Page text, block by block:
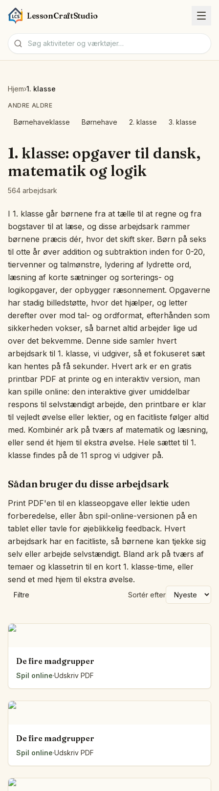
LessonCraftStudio
Aktiviteter
Emner
Arbejdsark-generatorer
Interaktivt
Sprog: Dansk
Log ind
Hjem›1. klasse
ANDRE ALDRE
Børnehaveklasse Børnehave 2. klasse 3. klasse
1. klasse: opgaver til dansk,
matematik og logik
564 arbejdsark
I 1. klasse går børnene fra at tælle til at regne og fra
bogstaver til at læse, og disse arbejdsark rammer
børnene præcis dér, hvor det skift sker. Børn på seks
til otte år øver addition og subtraktion inden for 0-20,
tiervenner og talmønstre, lydering af lydrette ord,
læsning af korte sætninger og sorterings- og
logikopgaver, der opbygger ræsonnement. Opgaverne
har stadig billedstøtte, hvor det hjælper, og letter
derefter over mod tal- og ordformat, efterhånden som
sikkerheden vokser, så barnet altid arbejder lige ud
over det bekvemme. Denne side samler hvert
arbejdsark til 1. klasse, vi udgiver, så et fokuseret sæt
kan hentes på få sekunder. Hvert ark er en gratis
printbar PDF at printe og en interaktiv version, man
kan spille online: den interaktive giver umiddelbar
respons til selvstændigt arbejde, den printbare er klar
til vejledt øvelse eller lektier, og en facitliste følger altid
med. Kombinér ark på tværs af matematik og læsning,
eller send ét hjem til ekstra øvelse. Hele sættet til 1.
klasse findes på de 11 sprog vi udgiver på.
Sådan bruger du disse arbejdsark
Print PDF'en til en klasseopgave eller lektie uden
forberedelse, eller åbn spil-online-versionen på en
tablet eller tavle for øjeblikkelig feedback. Hvert
arbejdsark har en facitliste, så børnene kan tjekke sig
selv eller arbejde selvstændigt. Bland ark på tværs af
temaer og klassetrin til en kort 1. klasse-time, eller
send et med hjem til ekstra øvelse.
Filtre Sortér efter
De fire madgrupper
Spil online·Udskriv PDF
De fire madgrupper
Spil online·Udskriv PDF